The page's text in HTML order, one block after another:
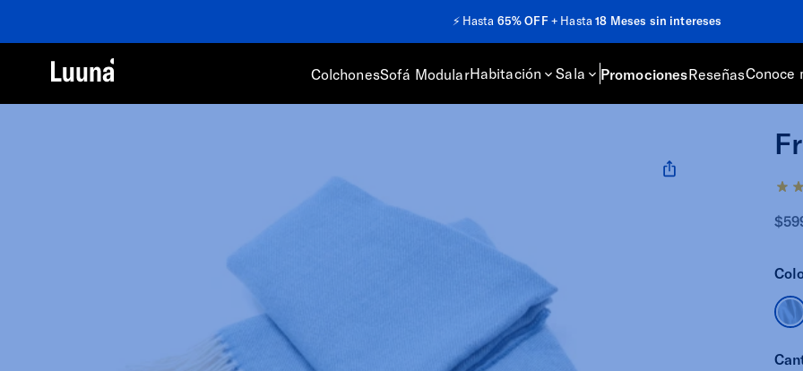
ColchonesSofá ModularHabitación Sala PromocionesReseñasConoce